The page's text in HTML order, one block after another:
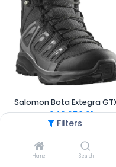
Filters
Home Search
$249.258,21
Nueva Reposición